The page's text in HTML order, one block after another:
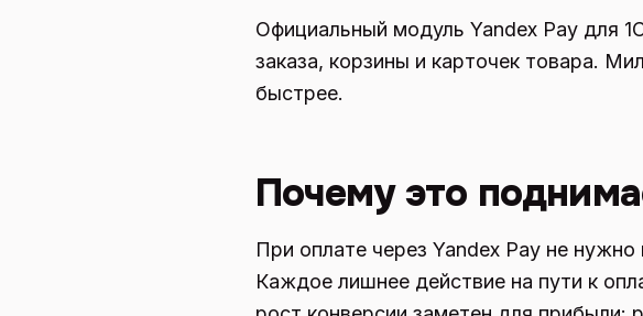
Официальный модуль Yandex Pay для
заказа, корзины и карточек товара.
быстрее.
Почему это
При оплате через Yandex Pay не
Каждое лишнее действие на пути к